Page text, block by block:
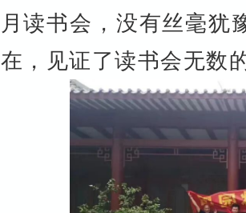
月读书会，没有丝毫犹
在，见证了读书会无数